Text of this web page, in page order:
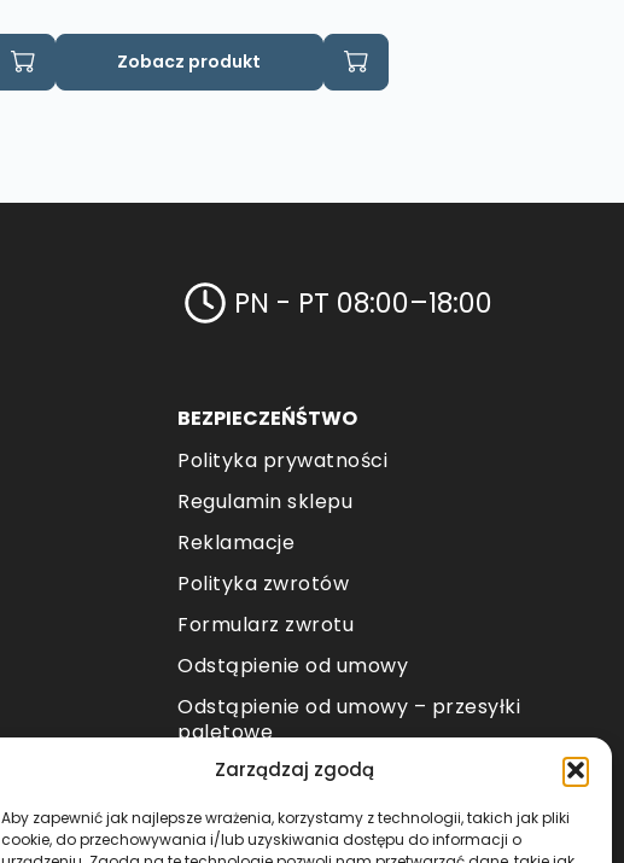
Zarządzaj zgodą
Aby zapewnić jak najlepsze wrażenia, korzystamy z technologii, takich jak pliki
cookie, do przechowywania i/lub uzyskiwania dostępu do informacji o
Zobacz produkt
PN - PT 08:00–18:00
BEZPIECZEŃŚTWO
Polityka prywatności
Regulamin sklepu
Reklamacje
Polityka zwrotów
Formularz zwrotu
Odstąpienie od umowy
Odstąpienie od umowy – przesyłki
paletowe
METODY PŁATNOŚCI